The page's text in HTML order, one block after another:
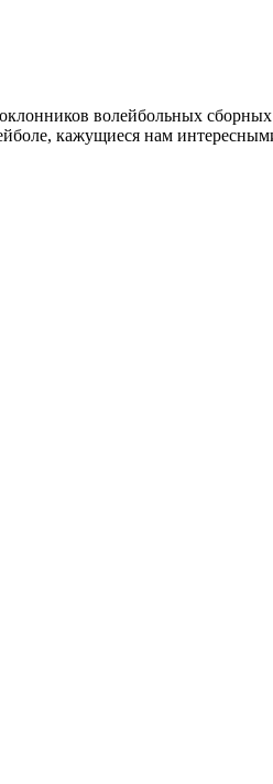
волейбольных
кажущиеся нам